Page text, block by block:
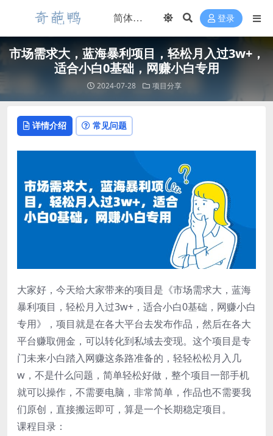
登录
市场需求大，蓝海暴利项目，轻松月入过3w+，
适合小白0基础，网赚小白专用
2024-07-28 项目分享
详情介绍 常见问题
大家好，今天给大家带来的项目是《市场需求大，蓝海
暴利项目，轻松月入过3w+，适合小白0基础，网赚小白
专用》，项目就是在各大平台去发布作品，然后在各大
平台赚取佣金，可以转化到私域去变现。这个项目是专
门未来小白踏入网赚这条路准备的，轻轻松松月入几
w，不是什么问题，简单轻松好做，整个项目一部手机
就可以操作，不需要电脑，非常简单，作品也不需要我
们原创，直接搬运即可，算是一个长期稳定项目。
课程目录：